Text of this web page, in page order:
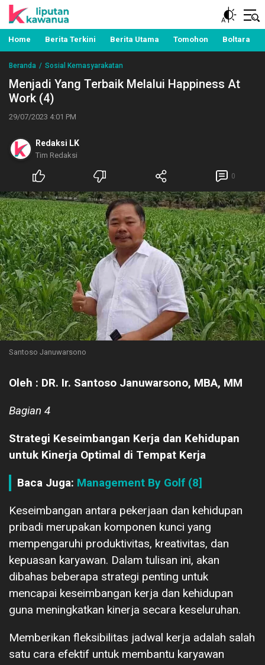
Liputan Kawanua
Berita Manado, Sulawesi Utara, Kawanua, Politik,
Pemerintahan, Hukum Kriminal dan Nasional
Home Berita Terkini Berita Utama Tomohon Boltara
Beranda Sosial Kemasyarakatan
Menjadi Yang Terbaik Melalui Happiness At
Work (4)
29/07/2023 4:01 PM
Redaksi LK
Tim Redaksi
0
Santoso Januwarsono
Oleh : DR. Ir. Santoso Januwarsono, MBA, MM
Bagian 4
Strategi Keseimbangan Kerja dan Kehidupan
untuk Kinerja Optimal di Tempat Kerja
Baca Juga: Management By Golf (8]
Keseimbangan antara pekerjaan dan kehidupan
pribadi merupakan komponen kunci yang
mempengaruhi produktivitas, kreativitas, dan
kepuasan karyawan. Dalam tulisan ini, akan
dibahas beberapa strategi penting untuk
mencapai keseimbangan kerja dan kehidupan
guna meningkatkan kinerja secara keseluruhan.
Memberikan fleksibilitas jadwal kerja adalah salah
satu cara efektif untuk membantu karyawan